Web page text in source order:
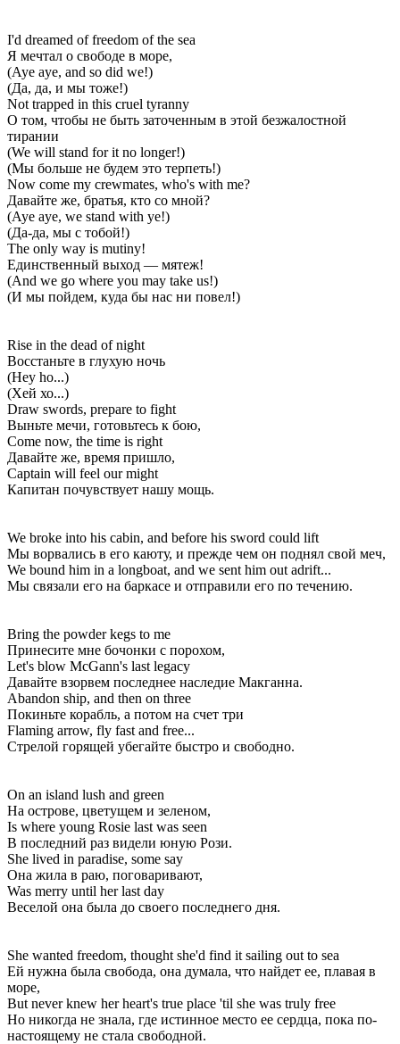
I'd dreamed of freedom of the sea
Я мечтал о свободе в море,
(Aye aye, and so did we!)
(Да, да, и мы тоже!)
Not trapped in this cruel tyranny
О том, чтобы не быть заточенным в этой безжалостной
тирании
(We will stand for it no longer!)
(Мы больше не будем это терпеть!)
Now come my crewmates, who's with me?
Давайте же, братья, кто со мной?
(Aye aye, we stand with ye!)
(Да-да, мы с тобой!)
The only way is mutiny!
Единственный выход — мятеж!
(And we go where you may take us!)
(И мы пойдем, куда бы нас ни повел!)
Rise in the dead of night
Восстаньте в глухую ночь
(Hey ho...)
(Хей хо...)
Draw swords, prepare to fight
Выньте мечи, готовьтесь к бою,
Come now, the time is right
Давайте же, время пришло,
Captain will feel our might
Капитан почувствует нашу мощь.
We broke into his cabin, and before his sword could lift
Мы ворвались в его каюту, и прежде чем он поднял свой меч,
We bound him in a longboat, and we sent him out adrift...
Мы связали его на баркасе и отправили его по течению.
Bring the powder kegs to me
Принесите мне бочонки с порохом,
Let's blow McGann's last legacy
Давайте взорвем последнее наследие Макганна.
Abandon ship, and then on three
Покиньте корабль, а потом на счет три
Flaming arrow, fly fast and free...
Стрелой горящей убегайте быстро и свободно.
On an island lush and green
На острове, цветущем и зеленом,
Is where young Rosie last was seen
В последний раз видели юную Рози.
She lived in paradise, some say
Она жила в раю, поговаривают,
Was merry until her last day
Веселой она была до своего последнего дня.
She wanted freedom, thought she'd find it sailing out to sea
Ей нужна была свобода, она думала, что найдет ее, плавая в
море,
But never knew her heart's true place 'til she was truly free
Но никогда не знала, где истинное место ее сердца, пока по-
настоящему не стала свободной.